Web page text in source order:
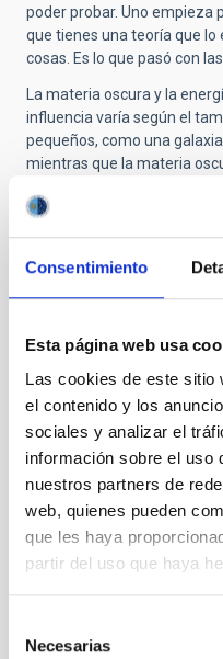
Consentimiento
Esta página web usa
Las cookies de este sitio
el contenido y los
sociales y analizar el
información sobre el uso
nuestros partners de
web, quienes pueden
que les haya
partir del uso que haya
Necesarias
poder probar. Uno empieza
que tienes una teoría que lo
cosas. Es lo que pasó con
La materia oscura y la
influencia varía según el
pequeños, como una
mientras que la materia
cosmológicas las dos
desconocido.
Un viaje cognitivo sin fin
Entender nuestro universo
energía oscura podría dar
a seguir expandiendo, si va
colapsar…
Conocer qué es lo que
puede llevar siglos. Un
Andrómeda, visible en el
instrumentos ópticos. En el
su presencia desde hace
comprender que
la distancia a la que se